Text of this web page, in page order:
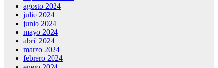
agosto 2024
julio 2024
junio 2024
mayo 2024
abril 2024
marzo 2024
febrero 2024